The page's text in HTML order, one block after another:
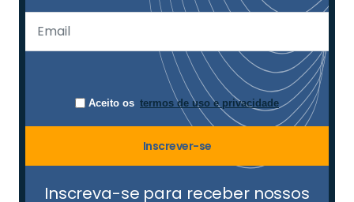
Aceito os termos de uso e privacidade
Inscrever-se
Inscreva-se para receber nossos